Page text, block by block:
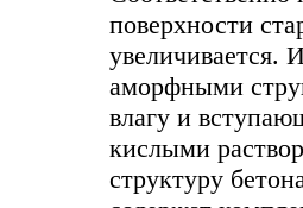
поверхности
увеличивается.
аморфными
влагу и
кислыми
структуру